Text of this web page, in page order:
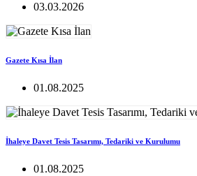
03.03.2026
Gazete Kısa İlan
01.08.2025
İhaleye Davet Tesis Tasarımı, Tedariki ve Kurulumu
01.08.2025